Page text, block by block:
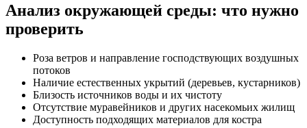
Анализ окружающей среды: что нужно
проверить
Роза ветров и направление господствующих воздушных
потоков
Наличие естественных укрытий (деревьев, кустарников)
Близость источников воды и их чистоту
Отсутствие муравейников и других насекомьих жилищ
Доступность подходящих материалов для костра